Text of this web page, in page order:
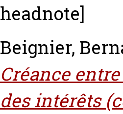
headnote]
Beignier,
Créance
des intérêts